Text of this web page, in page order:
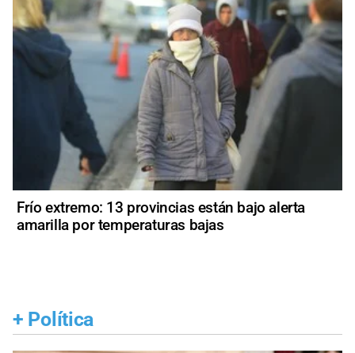
Frío extremo: 13 provincias están bajo alerta
amarilla por temperaturas bajas
+ Política